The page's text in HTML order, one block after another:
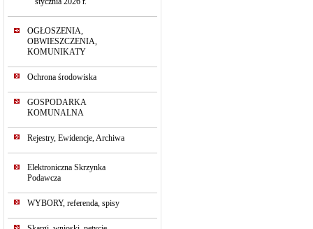
OGŁOSZENIA,
OBWIESZCZENIA,
KOMUNIKATY
Ochrona środowiska
GOSPODARKA
KOMUNALNA
Rejestry, Ewidencje, Archiwa
Elektroniczna Skrzynka
Podawcza
WYBORY, referenda, spisy